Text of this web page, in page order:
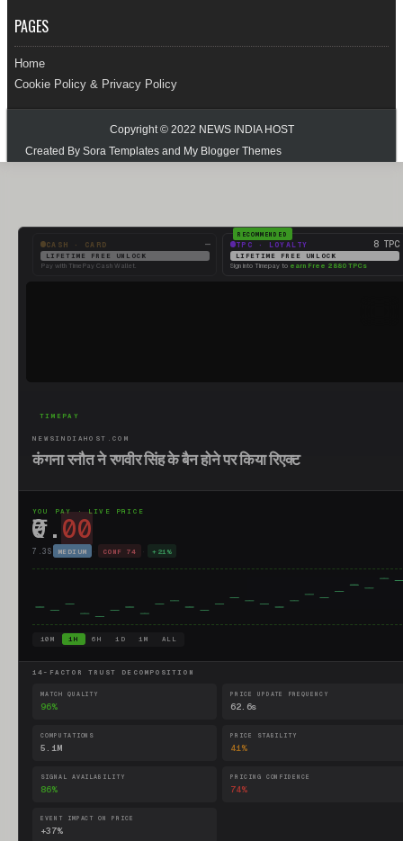
PAGES
Home
Cookie Policy & Privacy Policy
Copyright © 2022 NEWS INDIA HOST
Created By Sora Templates and My Blogger Themes